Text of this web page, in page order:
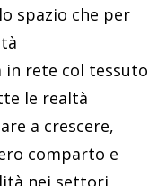
spazio che per
in rete col tessuto
le realtà
a crescere,
comparto e
nei settori